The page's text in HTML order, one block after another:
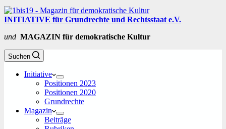
INITIATIVE für Grundrechte und Rechtsstaat e.V.
und MAGAZIN für demokratische Kultur
Suchen
Initiative
Positionen 2023
Positionen 2020
Grundrechte
Magazin
Beiträge